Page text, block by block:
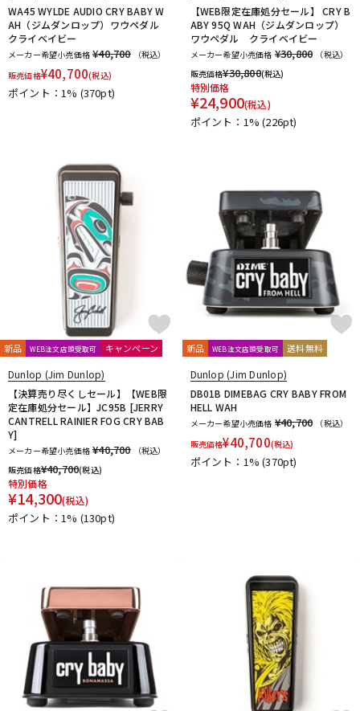
WA45 WYLDE AUDIO CRY BABY W
AH（ジムダンロップ）ワウペダル
クライベイビー
メーカー希望小売価格 ¥40,700
（税込）
販売価格¥40,700(税込)
ポイント：1% (370pt)
【WEB限定在庫処分セール】 CRY B
ABY 95Q WAH（ジムダンロップ）
ワウペダル クライベイビー
メーカー希望小売価格 ¥30,800
（税込）
販売価格¥30,800(税込)
特別価格
¥24,900(税込)
ポイント：1%(226pt)
新品 WEB注文店頭受取可 キャンペーン
Dunlop (Jim Dunlop)
【決算売り尽くしセール】【WEB限
定在庫処分セール】JC95B [JERRY
CANTRELL RAINIER FOG CRY BAB
Y]
メーカー希望小売価格 ¥40,700
（税込）
販売価格¥40,700(税込)
特別価格
¥14,300(税込)
ポイント：1% (130pt)
新品 WEB注文店頭受取可 送料無料
Dunlop (Jim Dunlop)
DB01B DIMEBAG CRY BABY FROM
HELL WAH
メーカー希望小売価格 ¥40,700
（税込）
販売価格¥40,700(税込)
ポイント：1%(370pt)